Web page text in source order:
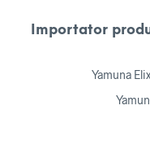
Importator
Yamuna